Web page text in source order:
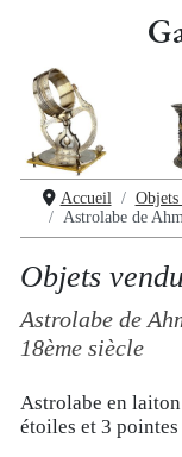
Accueil
Objets
Astrolabe de
Objets
Astrolabe de
18ème siècle
Astrolabe en laiton
étoiles et 3